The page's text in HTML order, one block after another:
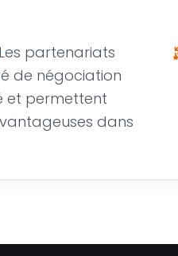
Les partenariats
de négociation
et permettent
dans